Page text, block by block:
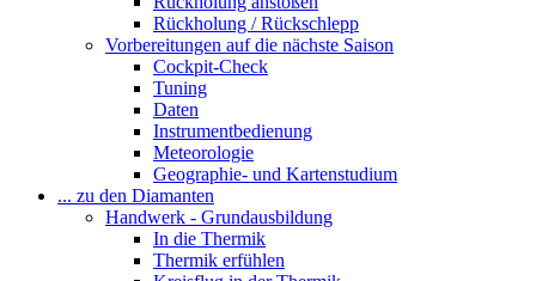
Rückholung / Rückschlepp
Vorbereitungen auf die nächste Saison
Cockpit-Check
Tuning
Daten
Instrumentbedienung
Meteorologie
Geographie- und Kartenstudium
... zu den Diamanten
Handwerk - Grundausbildung
In die Thermik
Thermik erfühlen